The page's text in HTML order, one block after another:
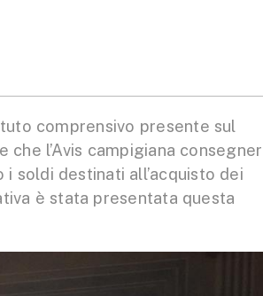
comprensivo presente sul
l’Avis campigiana
soldi destinati all’acquisto dei
è stata presentata questa